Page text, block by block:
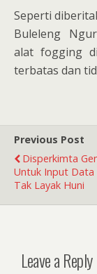
Seperti
Buleleng
alat fogging
terbatas dan
Previous Post
Disperkimta
Untuk Input Data
Tak Layak Huni
Leave a Reply